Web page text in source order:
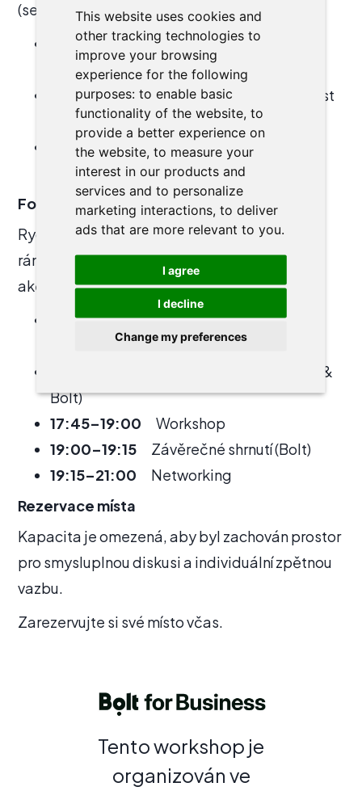
This website uses cookies and
other tracking technologies to
improve your browsing
experience for the following
purposes: to enable basic
functionality of the website, to
provide a better experience on
the website, to measure your
interest in our products and
services and to personalize
marketing interactions, to deliver
ads that are more relevant to you.
I agree
I decline
Change my preferences
(seřazených podle dopadu),
identifikací2–3 největších zdrojů ztrát
(seřazených podle dopadu)
konkrétními „quick wins“, které lze zavést
okamžitě,
jasným akčním plánem ke zvýšení využití
kapacit a snížení provozního zatížení.
Formát workshopu a agenda
Rychlé, strukturované a praktické: stručný
rámec, živé sebehodnocení, diskuze a tvorba
akčního plánu. Odcházíte s hotovou prací.
17:00–17:30Příchod a neformální
Úvodní slovo (AgiLawyer &
Bolt)
17:45–19:00 Workshop
19:00–19:15 Závěrečné shrnutí (Bolt)
19:15–21:00 Networking
Rezervace místa
Kapacita je omezená, aby byl zachován prostor
pro smysluplnou diskusi a individuální zpětnou
vazbu.
Zarezervujte si své místo včas.
Tento workshop je
organizován ve